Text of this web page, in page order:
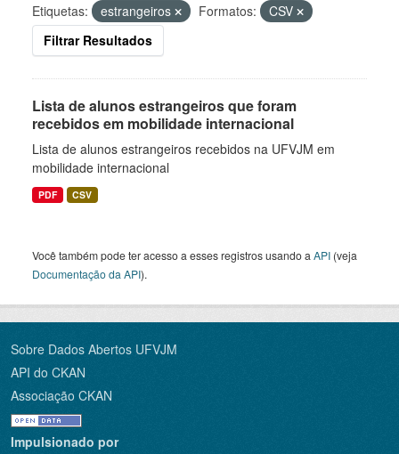
Etiquetas: estrangeiros Formatos:
CSV
Filtrar Resultados
Lista de alunos estrangeiros que foram
recebidos em mobilidade internacional
Lista de alunos estrangeiros recebidos na UFVJM em
mobilidade internacional
PDF CSV
Você também pode ter acesso a esses registros usando a API (veja
Documentação da API).
Sobre Dados Abertos UFVJM
API do CKAN
Associação CKAN
Impulsionado por